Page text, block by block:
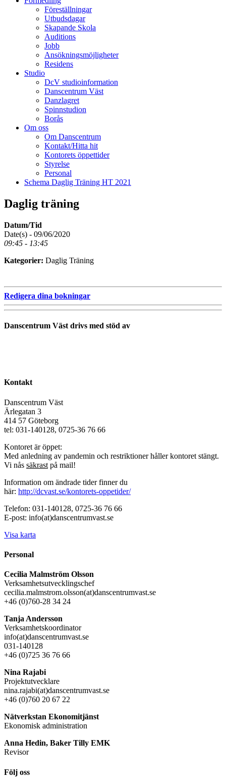
Föreställningar
Utbudsdagar
Skapande Skola
Auditions
Jobb
Ansökningsmöjligheter
Residens
Studio
DcV studioinformation
Danscentrum Väst
Danzlagret
Spinnstudion
Borås
Om oss
Om Danscentrum
Kontakt/Hitta hit
Kontorets öppettider
Styrelse
Personal
Schema Daglig Träning HT 2021
Daglig träning
Datum/Tid
Date(s) - 09/06/2020
09:45 - 13:45
Kategorier: Daglig Träning
Redigera dina bokningar
Danscentrum Väst drivs med stöd av
Kontakt
Danscentrum Väst
Ärlegatan 3
414 57 Göteborg
tel: 031-140128, 0725-36 76 66
Kontoret är öppet:
Med anledning av pandemin och restriktioner håller kontoret stängt.
Vi nås säkrast på mail!
Information om ändrade tider finner du
här: http://dcvast.se/kontorets-oppetider/
Telefon: 031-140128, 0725-36 76 66
E-post: info(at)danscentrumvast.se
Visa karta
Personal
Cecilia Malmström Olsson
Verksamhetsutvecklingschef
cecilia.malmstrom.olsson(at)danscentrumvast.se
+46 (0)760-28 34 24
Tanja Andersson
Verksamhetskoordinator
info(at)danscentrumvast.se
031-140128
+46 (0)725 36 76 66
Nina Rajabi
Projektutvecklare
nina.rajabi(at)danscentrumvast.se
+46 (0)760 20 67 22
Nätverkstan Ekonomitjänst
Ekonomisk administration
Anna Hedin, Baker Tilly EMK
Revisor
Följ oss